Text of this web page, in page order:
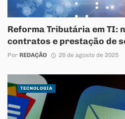
Reforma Tributária em TI:
contratos e prestação de
Por REDAÇÃO 26 de agosto de 2025
TECNOLOGIA